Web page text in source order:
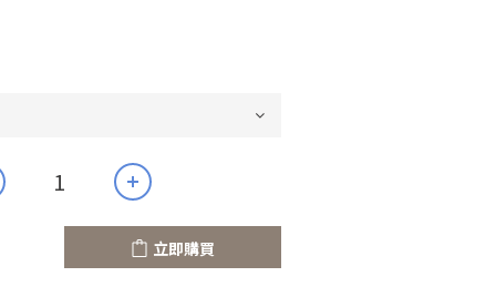
立即購買